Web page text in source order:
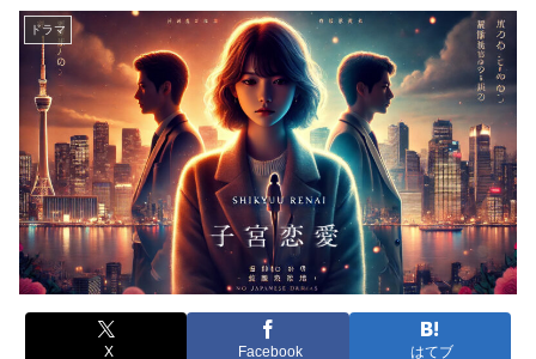
ドラマ
X Facebook はてブ